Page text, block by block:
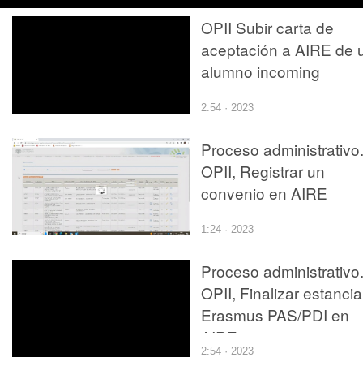
OPII Subir carta de
aceptación a AIRE de
alumno incoming
2:54 · 2023
Proceso administrativo.
OPII, Registrar un
convenio en AIRE
1:24 · 2023
Proceso administrativo.
OPII, Finalizar estancia
Erasmus PAS/PDI en
AIRE
2:54 · 2023